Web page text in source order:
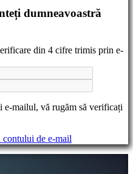
dumneavoastră
din 4 cifre trimis prin e-
mailul, vă rugăm să verificați
contului de e-mail